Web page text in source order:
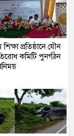
প্রতিষ্ঠানে যৌন
কমিটি পুনর্গঠন